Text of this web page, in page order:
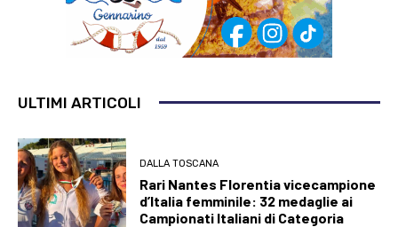
ULTIMI ARTICOLI
DALLA TOSCANA
Rari Nantes Florentia vicecampione
d’Italia femminile: 32 medaglie ai
Campionati Italiani di Categoria